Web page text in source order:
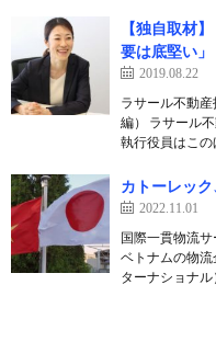
【独自取材
要は底堅い」
2019.08.22
ラサール不動
編） ラサール
執行役員はこ
カトーレッ
2022.11.01
国際一貫物流サ
ベトナムの物流
ターナショナ